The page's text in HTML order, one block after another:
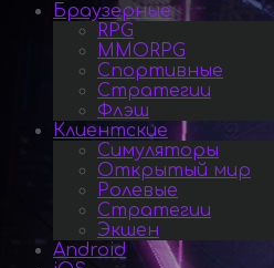
Браузерные
RPG
MMORPG
Спортивные
Стратегии
Флэш
Клиентские
Симуляторы
Открытый мир
Ролевые
Стратегии
Экшен
Android